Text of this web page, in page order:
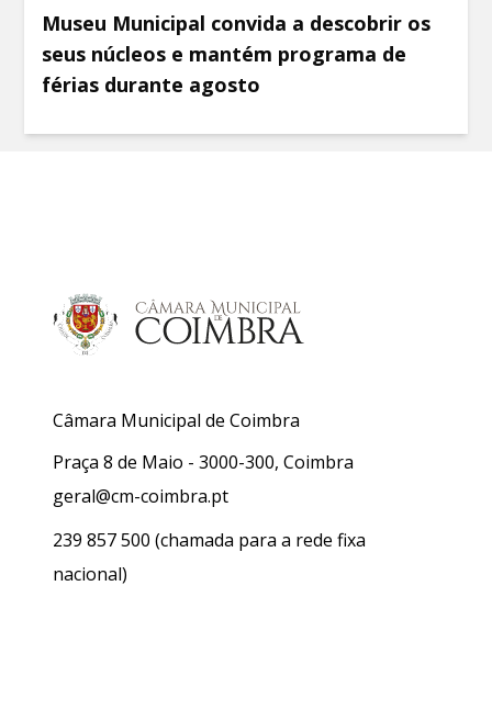
Museu Municipal convida a descobrir os
seus núcleos e mantém programa de
férias durante agosto
Câmara Municipal de Coimbra
Praça 8 de Maio - 3000-300, Coimbra
geral@cm-coimbra.pt
239 857 500 (chamada para a rede fixa
nacional)